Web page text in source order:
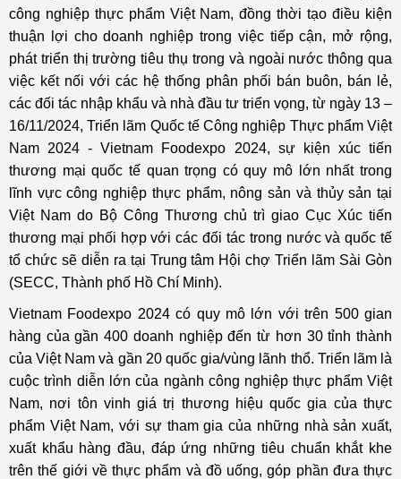
công nghiệp thực phẩm Việt Nam, đồng thời tạo điều kiện
thuận lợi cho doanh nghiệp trong việc tiếp cận, mở rộng,
phát triển thị trường tiêu thụ trong và ngoài nước thông qua
việc kết nối với các hệ thống phân phối bán buôn, bán lẻ,
các đối tác nhập khẩu và nhà đầu tư triển vọng, từ ngày 13 –
16/11/2024, Triển lãm Quốc tế Công nghiệp Thực phẩm Việt
Nam 2024 - Vietnam Foodexpo 2024, sự kiện xúc tiến
thương mại quốc tế quan trọng có quy mô lớn nhất trong
lĩnh vực công nghiệp thực phẩm, nông sản và thủy sản tại
Việt Nam do Bộ Công Thương chủ trì giao Cục Xúc tiến
thương mại phối hợp với các đối tác trong nước và quốc tế
tổ chức sẽ diễn ra tại Trung tâm Hội chợ Triển lãm Sài Gòn
(SECC, Thành phố Hồ Chí Minh).
Vietnam Foodexpo 2024 có quy mô lớn với trên 500 gian
hàng của gần 400 doanh nghiệp đến từ hơn 30 tỉnh thành
của Việt Nam và gần 20 quốc gia/vùng lãnh thổ. Triển lãm là
cuộc trình diễn lớn của ngành công nghiệp thực phẩm Việt
Nam, nơi tôn vinh giá trị thương hiệu quốc gia của thực
phẩm Việt Nam, với sự tham gia của những nhà sản xuất,
xuất khẩu hàng đầu, đáp ứng những tiêu chuẩn khắt khe
trên thế giới về thực phẩm và đồ uống, góp phần đưa thực